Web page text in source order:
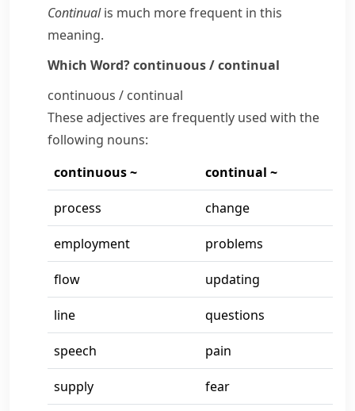
Continualis much more frequent in this
meaning.
Which Word?continuous / continual
continuous / continual
These adjectives are frequently used with the
following nouns:
continuous ~
continual ~
process change
employment problems
flow updating
line questions
speech pain
supply fear